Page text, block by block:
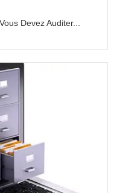
Devez Auditer...